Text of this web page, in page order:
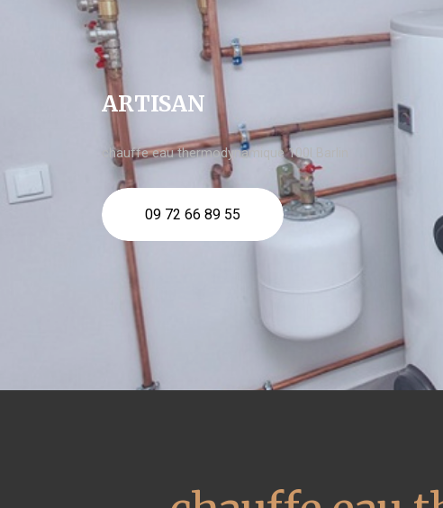
ARTISAN
chauffe eau thermodynamique 100l Barlin
09 72 66 89 55